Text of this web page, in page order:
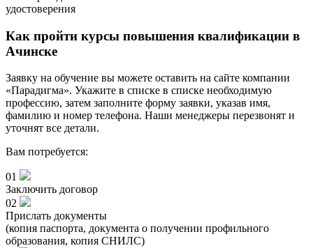
удостоверения
Как пройти курсы повышения квалификации в
Ачинске
Заявку на обучение вы можете оставить на сайте компании
«Парадигма». Укажите в списке в списке необходимую
профессию, затем заполните форму заявки, указав имя,
фамилию и номер телефона. Наши менеджеры перезвонят и
уточнят все детали.
Вам потребуется:
01
Заключить договор
02
Прислать документы
(копия паспорта, документа о получении профильного
образования, копия СНИЛС)